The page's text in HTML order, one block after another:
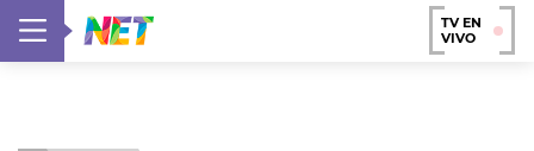
TV EN
VIVO